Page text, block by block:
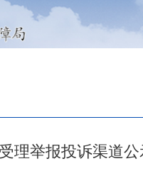
理举报投诉渠道公